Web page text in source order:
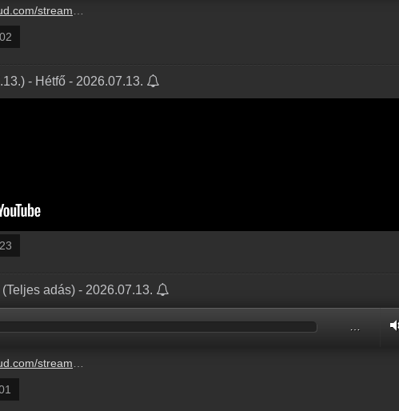
delutan-egy-csalo-megprobaltuk-visszahivni-2.mp3
- Hétfő - 2026.07.13.
adás) - 2026.07.13.
2026-07-13-pentek-balazsek.mp3